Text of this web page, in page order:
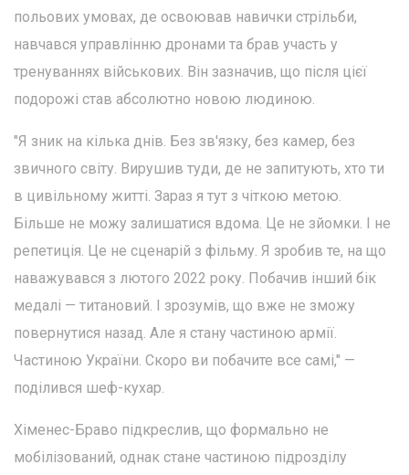
польових умовах, де освоював навички стрільби,
навчався управлінню дронами та брав участь у
тренуваннях військових. Він зазначив, що після цієї
подорожі став абсолютно новою людиною.
"Я зник на кілька днів. Без зв'язку, без камер, без
звичного світу. Вирушив туди, де не запитують, хто ти
в цивільному житті. Зараз я тут з чіткою метою.
Більше не можу залишатися вдома. Це не зйомки. І не
репетиція. Це не сценарій з фільму. Я зробив те, на що
наважувався з лютого 2022 року. Побачив інший бік
медалі — титановий. І зрозумів, що вже не зможу
повернутися назад. Але я стану частиною армії.
Частиною України. Скоро ви побачите все самі," —
поділився шеф-кухар.
Хіменес-Браво підкреслив, що формально не
мобілізований, однак стане частиною підрозділу